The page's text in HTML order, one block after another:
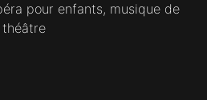
pour enfants, musique de
théâtre